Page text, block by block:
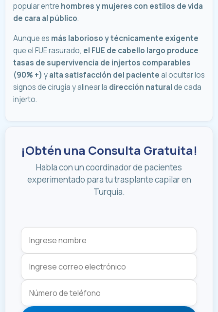
popular entre hombres y mujeres con estilos de vida
de cara al público.
Aunque es más laborioso y técnicamente exigente
que el FUE rasurado, el FUE de cabello largo produce
tasas de supervivencia de injertos comparables
(90% +) yalta satisfacción del pacienteal ocultar los
signos de cirugía y alinear la dirección naturalde cada
injerto.
¡Obtén una Consulta Gratuita!
Habla con un coordinador de pacientes
experimentado para tu trasplante capilar en
Turquía.